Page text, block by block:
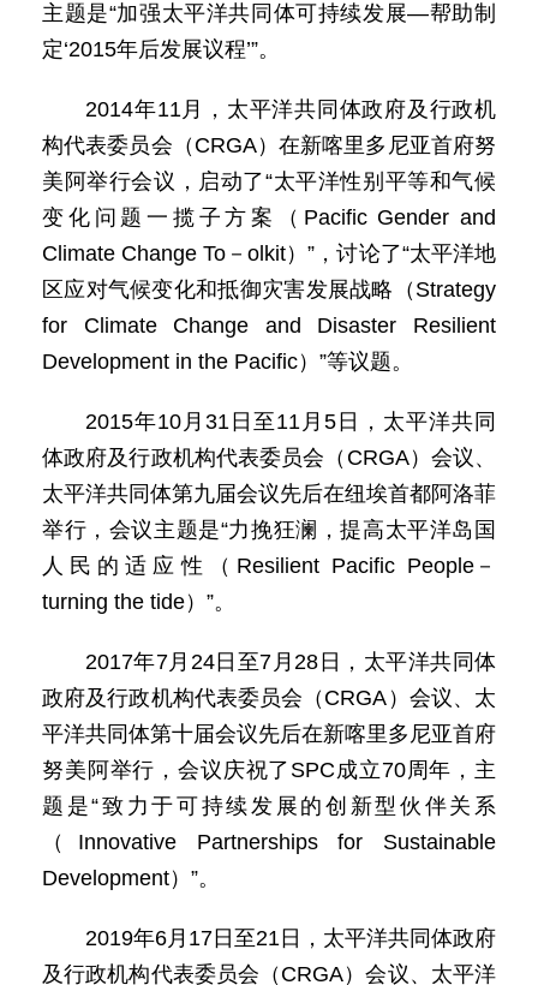
主题是“加强太平洋共同体可持续发展—帮助制
定‘2015年后发展议程’”。
2014年11月，太平洋共同体政府及行政机
构代表委员会（CRGA）在新喀里多尼亚首府努
美阿举行会议，启动了“太平洋性别平等和气候
变化问题一揽子方案（Pacific Gender and
Climate Change To－olkit）”，讨论了“太平洋地
区应对气候变化和抵御灾害发展战略（Strategy
for Climate Change and Disaster Resilient
Development in the Pacific）”等议题。
2015年10月31日至11月5日，太平洋共同
体政府及行政机构代表委员会（CRGA）会议、
太平洋共同体第九届会议先后在纽埃首都阿洛菲
举行，会议主题是“力挽狂澜，提高太平洋岛国
人民的适应性（Resilient Pacific People－
turning the tide）”。
2017年7月24日至7月28日，太平洋共同体
政府及行政机构代表委员会（CRGA）会议、太
平洋共同体第十届会议先后在新喀里多尼亚首府
努美阿举行，会议庆祝了SPC成立70周年，主
题是“致力于可持续发展的创新型伙伴关系
（Innovative Partnerships for Sustainable
Development）”。
2019年6月17日至21日，太平洋共同体政府
及行政机构代表委员会（CRGA）会议、太平洋